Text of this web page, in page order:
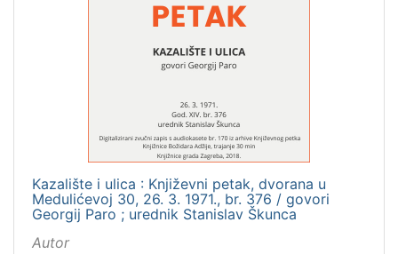
Kazalište i ulica : Književni petak, dvorana u
Medulićevoj 30, 26. 3. 1971., br. 376 / govori
Georgij Paro ; urednik Stanislav Škunca
Autor